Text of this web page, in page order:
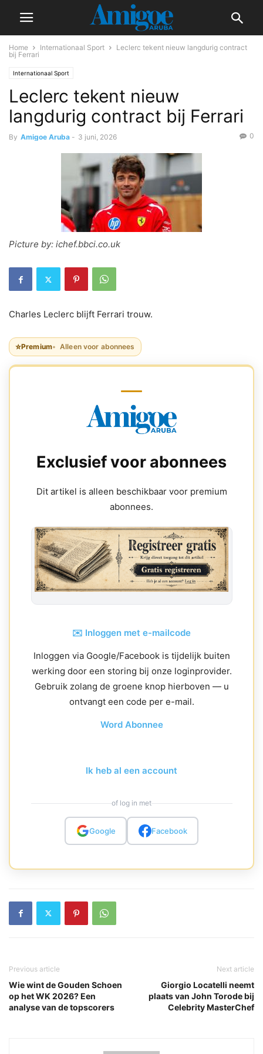
Home Internationaal Sport
Leclerc tekent nieuw langdurig contract
bij Ferrari
Internationaal Sport
Leclerc tekent nieuw
langdurig contract bij Ferrari
By Amigoe Aruba - 3 juni, 2026 0
Picture by: ichef.bbci.co.uk
Charles Leclerc blijft Ferrari trouw.
⭐Premium Alleen voor abonnees
Exclusief voor abonnees
Dit artikel is alleen beschikbaar voor premium
abonnees.
✉️ Inloggen met e-mailcode
Inloggen via Google/Facebook is tijdelijk buiten
werking door een storing bij onze loginprovider.
Gebruik zolang de groene knop hierboven — u
ontvangt een code per e-mail.
Word Abonnee
Ik heb al een account
of log in met
Google Facebook
Previous article
Wie wint de Gouden Schoen
op het WK 2026? Een
analyse van de topscorers
Next article
Giorgio Locatelli neemt
plaats van John Torode bij
Celebrity MasterChef